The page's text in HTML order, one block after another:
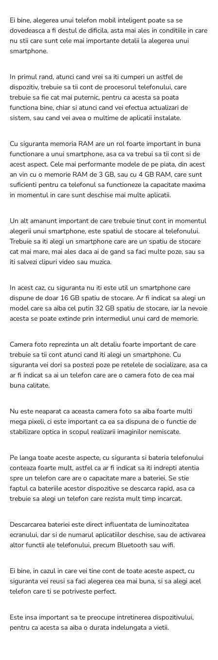
Ei bine, alegerea unui telefon mobil inteligent poate sa se
dovedeasca a fi destul de dificila, asta mai ales in conditiile in care
nu stii care sunt cele mai importante detalii la alegerea unui
smartphone.
In primul rand, atunci cand vrei sa iti cumperi un astfel de
dispozitiv, trebuie sa tii cont de procesorul telefonului, care
trebuie sa fie cat mai puternic, pentru ca acesta sa poata
functiona bine, chiar si atunci cand vei efectua actualizari de
sistem, sau cand vei avea o multime de aplicatii instalate.
Cu siguranta memoria RAM are un rol foarte important in buna
functionare a unui smartphone, asa ca va trebui sa tii cont si de
acest aspect. Cele mai performante modele de pe piata, din acest
an vin cu o memorie RAM de 3 GB, sau cu 4 GB RAM, care sunt
suficienti pentru ca telefonul sa functioneze la capacitate maxima
in momentul in care sunt deschise mai multe aplicatii.
Un alt amanunt important de care trebuie tinut cont in momentul
alegerii unui smartphone, este spatiul de stocare al telefonului.
Trebuie sa iti alegi un smartphone care are un spatiu de stocare
cat mai mare, mai ales daca ai de gand sa faci multe poze, sau sa
iti salvezi clipuri video sau muzica.
In acest caz, cu siguranta nu iti este util un smartphone care
dispune de doar 16 GB spatiu de stocare. Ar fi indicat sa alegi un
model care sa aiba cel putin 32 GB spatiu de stocare, iar la nevoie
acesta se poate extinde prin intermediul unui card de memorie.
Camera foto reprezinta un alt detaliu foarte important de care
trebuie sa tii cont atunci cand iti alegi un smartphone. Cu
siguranta vei dori sa postezi poze pe retelele de socializare, asa ca
ar fi indicat sa ai un telefon care are o camera foto de cea mai
buna calitate.
Nu este neaparat ca aceasta camera foto sa aiba foarte multi
mega pixeli, ci este important ca ea sa dispuna de o functie de
stabilizare optica in scopul realizarii imaginilor nemiscate.
Pe langa toate aceste aspecte, cu siguranta si bateria telefonului
conteaza foarte mult, astfel ca ar fi indicat sa iti indrepti atentia
spre un telefon care are o capacitate mare a bateriei. Se stie
faptul ca bateriile acestor dispozitive se descarca rapid, asa ca
trebuie sa alegi un telefon care rezista mult timp incarcat.
Descarcarea bateriei este direct influentata de luminozitatea
ecranului, dar si de numarul aplicatiilor deschise, sau de activarea
altor functii ale telefonului, precum Bluetooth sau wifi.
Ei bine, in cazul in care vei tine cont de toate aceste aspect, cu
siguranta vei reusi sa faci alegerea cea mai buna, si sa alegi acel
telefon care ti se potriveste perfect.
Este insa important sa te preocupe intretinerea dispozitivului,
pentru ca acesta sa aiba o durata indelungata a vietii.